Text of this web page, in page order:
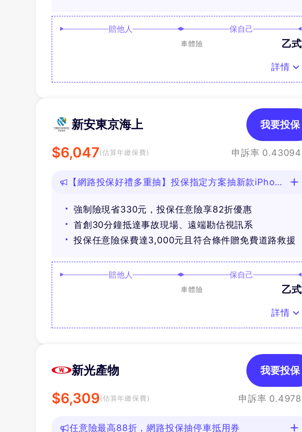
賠他人 保自己
車體險 乙式
詳情
新安東京海上
$6,047(估算年繳保費) 申訴率 0.43094
我要投保
【網路投保好禮多重抽】投保指定方案抽新款iPhone
強制險現省330元，投保任意險享82折優惠
首創30分鐘抵達事故現場、遠端勘估視訊系
投保任意險保費達3,000元且符合條件贈免費道路救援
賠他人 保自己
車體險 乙式
詳情
新光產物
$6,309(估算年繳保費) 申訴率 0.4978
我要投保
任意險最高88折，網路投保抽停車抵用券